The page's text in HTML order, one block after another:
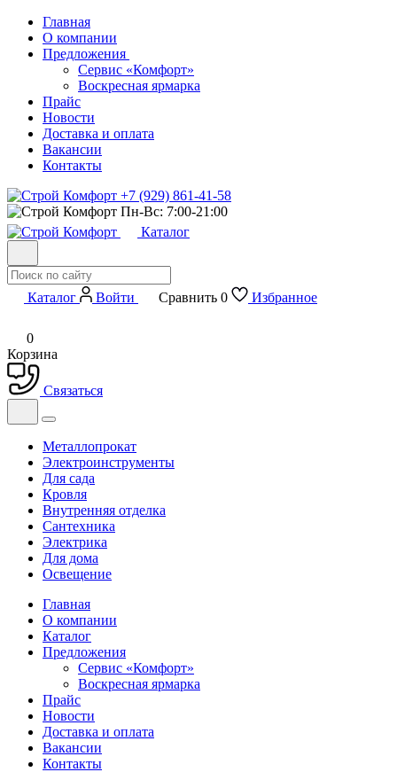
Главная
О компании
Предложения
Сервис «Комфорт»
Воскресная ярмарка
Прайс
Новости
Доставка и оплата
Вакансии
Контакты
+7 (929) 861-41-58
Пн-Вс: 7:00-21:00
Каталог
Каталог Войти Сравнить 0 Избранное
0
Корзина
Связаться
Металлопрокат
Электроинструменты
Для сада
Кровля
Внутренняя отделка
Сантехника
Электрика
Для дома
Освещение
Главная
О компании
Каталог
Предложения
Сервис «Комфорт»
Воскресная ярмарка
Прайс
Новости
Доставка и оплата
Вакансии
Контакты